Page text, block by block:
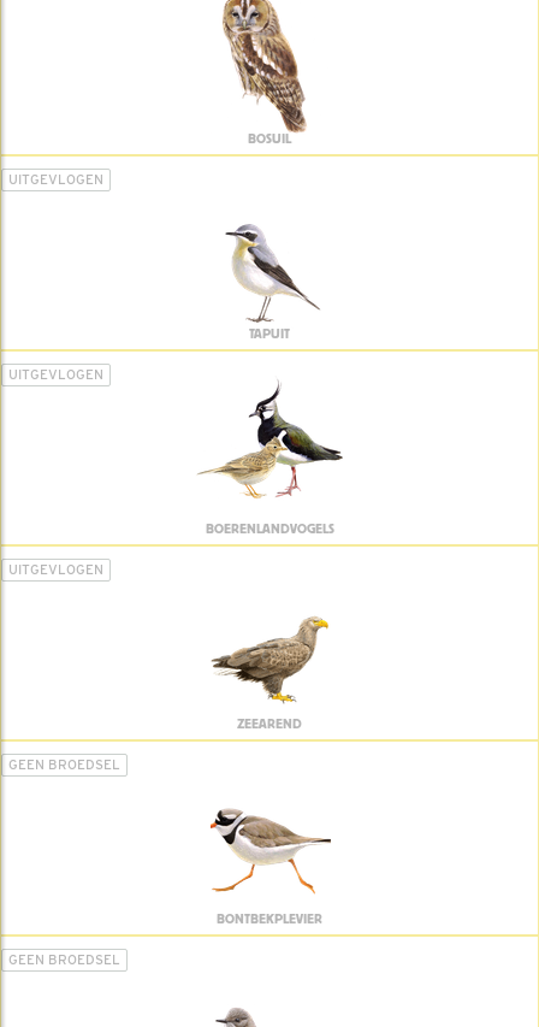
BOSUIL
UITGEVLOGEN
TAPUIT
UITGEVLOGEN
BOERENLANDVOGELS
UITGEVLOGEN
ZEEAREND
GEEN BROEDSEL
BONTBEKPLEVIER
GEEN BROEDSEL